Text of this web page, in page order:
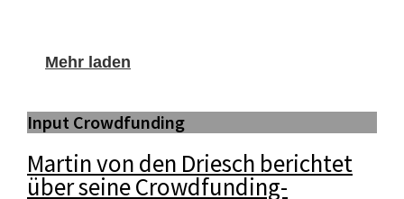
Mehr laden
Input Crowdfunding
Martin von den Driesch berichtet
über seine Crowdfunding-